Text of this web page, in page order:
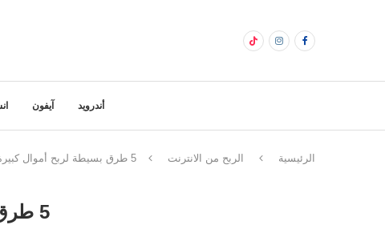
أندرويد آيفون
الرئيسية الربح من الانترنت 5 طرق بسيطة لربح أموال كبيرة باستخدام البيتكوين
5 طرق بسيطة لربح أموال كبيرة باستخدام البيتكوين